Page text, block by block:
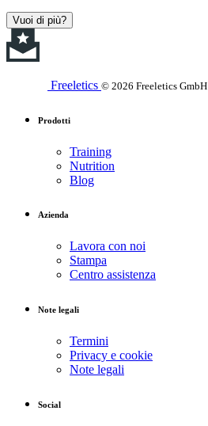
Vuoi di più?
Freeletics © 2026 Freeletics GmbH
Prodotti
Training
Nutrition
Blog
Azienda
Lavora con noi
Stampa
Centro assistenza
Note legali
Termini
Privacy e cookie
Note legali
Social